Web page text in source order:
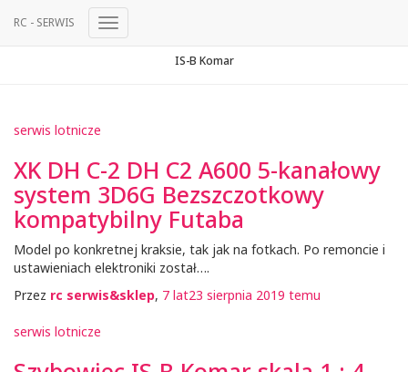
RC - SERWIS
Przełącz
IS-B Komar
serwis lotnicze
XK DH C-2 DH C2 A600 5-kanałowy
system 3D6G Bezszczotkowy
kompatybilny Futaba
Model po konkretnej kraksie, tak jak na fotkach. Po remoncie i
ustawieniach elektroniki został….
Przez rc serwis&sklep, 7 lat23 sierpnia 2019 temu
serwis lotnicze